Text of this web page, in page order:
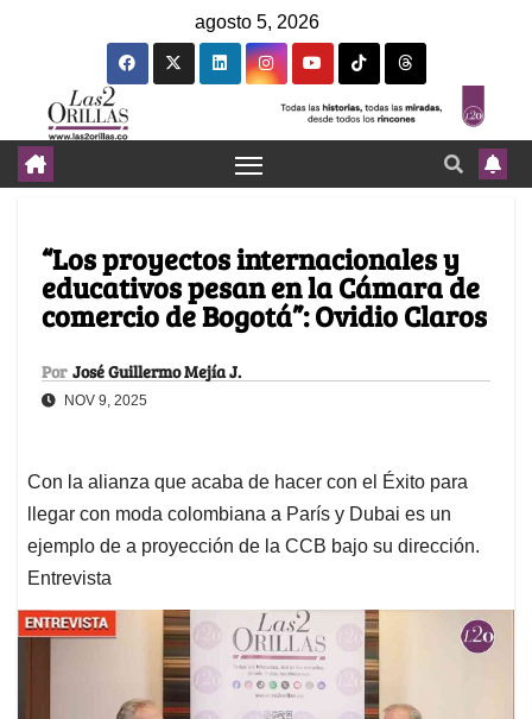
agosto 5, 2026
“Los proyectos internacionales y
educativos pesan en la Cámara de
comercio de Bogotá”: Ovidio Claros
Por José Guillermo Mejía J.
NOV 9, 2025
Con la alianza que acaba de hacer con el Éxito para
llegar con moda colombiana a París y Dubai es un
ejemplo de a proyección de la CCB bajo su dirección.
Entrevista